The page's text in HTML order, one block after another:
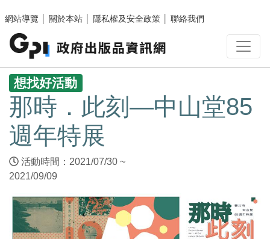
網站導覽
關於本站 隱私權及安全政策 聯絡我們
:::
想找好活動
那時．此刻―中山堂85
週年特展
活動時間：2021/07/30 ~
2021/09/09